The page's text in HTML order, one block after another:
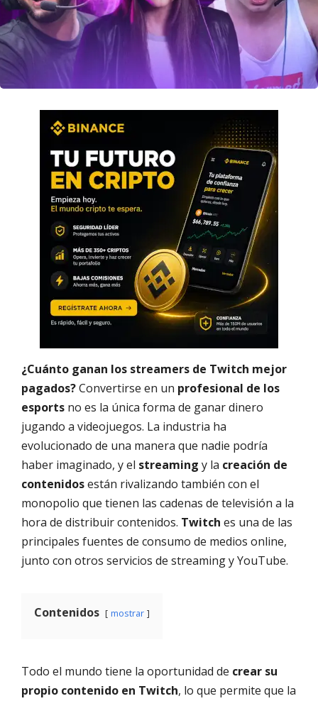
¿Cuánto ganan los streamers de Twitch mejor
pagados?Convertirse en un profesional de los
esports no es la única forma de ganar dinero
jugando a videojuegos. La industria ha
evolucionado de una manera que nadie podría
haber imaginado, y el streaming y la creación de
contenidosestán rivalizando también con el
monopolio que tienen las cadenas de televisión a la
hora de distribuir contenidos. Twitch es una de las
principales fuentes de consumo de medios online,
junto con otros servicios de streaming y YouTube.
Contenidos mostrar
Todo el mundo tiene la oportunidad de crear su
propio contenido en Twitch, lo que permite que la